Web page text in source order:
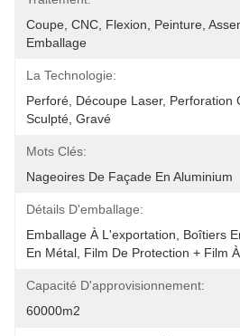
Coupe, CNC, Flexion, Peinture,
Emballage
La Technologie:
Perforé, Découpe Laser, Perforation
Sculpté, Gravé
Mots Clés:
Nageoires De Façade En Aluminium
Détails D'emballage:
Emballage À L'exportation, Boîtiers
En Métal, Film De Protection + Film À
Capacité D'approvisionnement:
60000m2